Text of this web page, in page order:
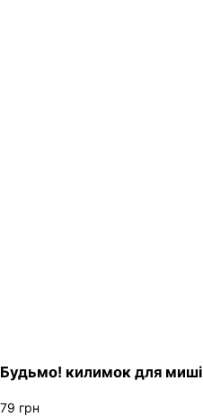
Будьмо! килимок для миші
79 грн